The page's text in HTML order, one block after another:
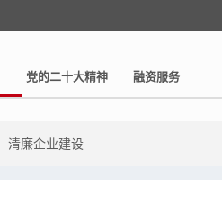
党的二十大精神 融资服务
清廉企业建设